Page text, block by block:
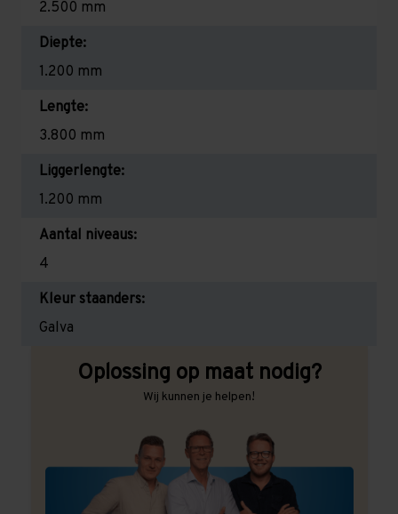
2.500 mm
Diepte:
1.200 mm
Lengte:
3.800 mm
Liggerlengte:
1.200 mm
Aantal niveaus:
4
Kleur staanders:
Galva
Oplossing op maat nodig?
Wij kunnen je helpen!